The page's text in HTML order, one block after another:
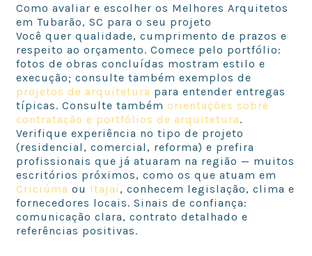
Como avaliar e escolher os Melhores Arquitetos
em Tubarão, SC para o seu projeto
Você quer qualidade, cumprimento de prazos e
respeito ao orçamento. Comece pelo portfólio:
fotos de obras concluídas mostram estilo e
execução; consulte também exemplos de
projetos de arquitetura para entender entregas
típicas. Consulte também orientações sobre
contratação e portfólios de arquitetura.
Verifique experiência no tipo de projeto
(residencial, comercial, reforma) e prefira
profissionais que já atuaram na região — muitos
escritórios próximos, como os que atuam em
Criciúma ou Itajaí, conhecem legislação, clima e
fornecedores locais. Sinais de confiança:
comunicação clara, contrato detalhado e
referências positivas.